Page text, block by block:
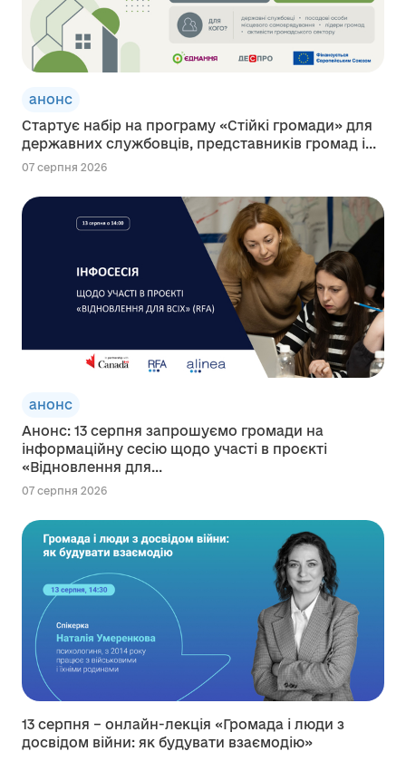
анонс
Стартує набір на програму «Стійкі громади» для
державних службовців, представників громад і...
07 серпня 2026
анонс
Анонс: 13 серпня запрошуємо громади на
інформаційну сесію щодо участі в проєкті
«Відновлення для...
07 серпня 2026
13 серпня – онлайн-лекція «Громада і люди з
досвідом війни: як будувати взаємодію»